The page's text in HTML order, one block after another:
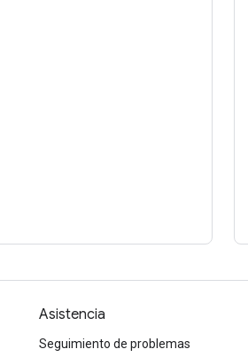
Asistencia
Seguimiento de problemas